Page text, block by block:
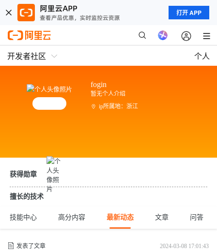
打开 APP
开发者社区 个人
fogin
暂无个人介绍
ip所属地：浙江
获得勋章
擅长的技术
技能中心 高分内容 最新动态 文章 问答
发表了文章 2024-03-08 17:01:43